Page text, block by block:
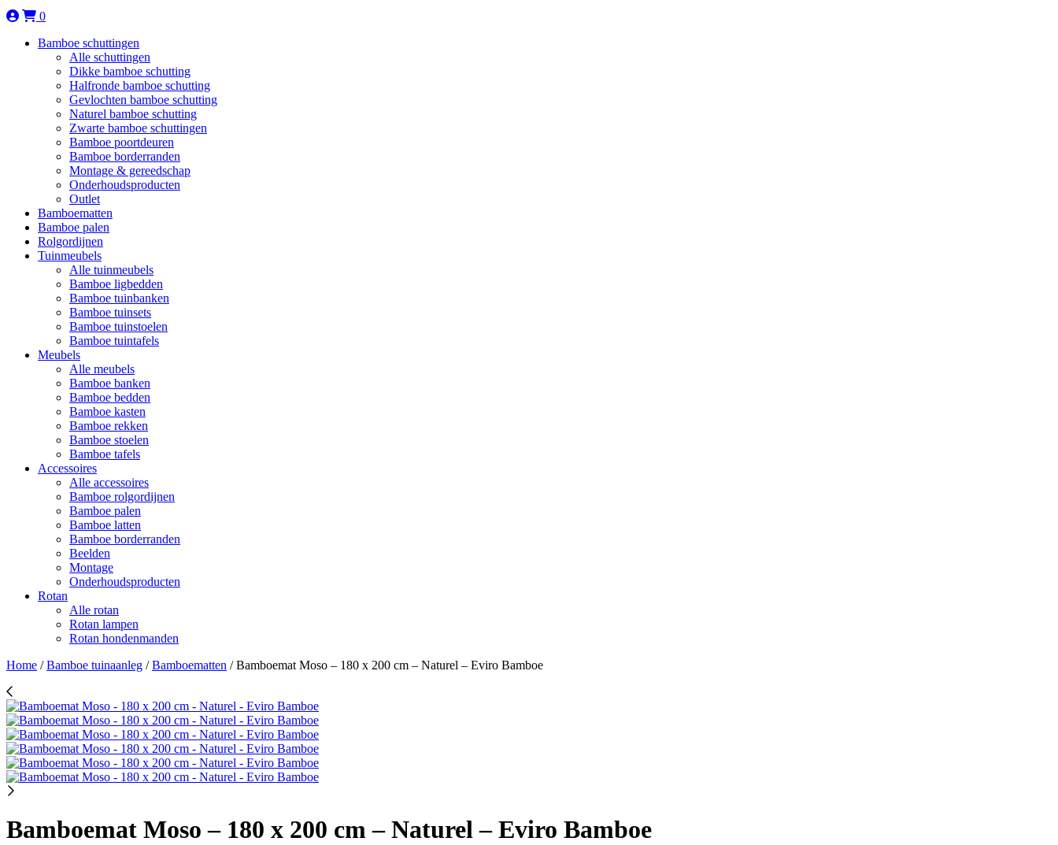
0
Bamboe schuttingen
Alle schuttingen
Dikke bamboe schutting
Halfronde bamboe schutting
Gevlochten bamboe schutting
Naturel bamboe schutting
Zwarte bamboe schuttingen
Bamboe poortdeuren
Bamboe borderranden
Montage & gereedschap
Onderhoudsproducten
Outlet
Bamboematten
Bamboe palen
Rolgordijnen
Tuinmeubels
Alle tuinmeubels
Bamboe ligbedden
Bamboe tuinbanken
Bamboe tuinsets
Bamboe tuinstoelen
Bamboe tuintafels
Meubels
Alle meubels
Bamboe banken
Bamboe bedden
Bamboe kasten
Bamboe rekken
Bamboe stoelen
Bamboe tafels
Accessoires
Alle accessoires
Bamboe rolgordijnen
Bamboe palen
Bamboe latten
Bamboe borderranden
Beelden
Montage
Onderhoudsproducten
Rotan
Alle rotan
Rotan lampen
Rotan hondenmanden
Home /Bamboe tuinaanleg /Bamboematten /Bamboemat Moso – 180 x 200 cm – Naturel – Eviro Bamboe
Bamboemat Moso – 180 x 200 cm – Naturel – Eviro Bamboe